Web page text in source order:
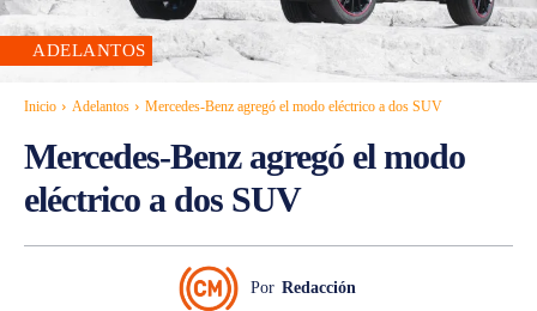
ADELANTOS
Inicio Adelantos Mercedes-Benz agregó el modo eléctrico a dos SUV
Mercedes-Benz agregó el modo
eléctrico a dos SUV
Por Redacción